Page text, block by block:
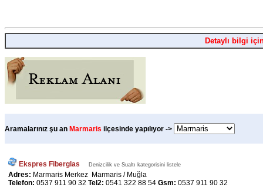
Detaylı bilgi
Aramalarınız şu an Marmaris ilçesinde yapılıyor ->
Ekspres Fiberglas Denizcilik ve Sualtı kategorisini listele
Adres: Marmaris Merkez Marmaris / Muğla
Telefon: 0537 911 90 32 Tel2: 0541 322 88 54 Gsm: 0537 911 90 32